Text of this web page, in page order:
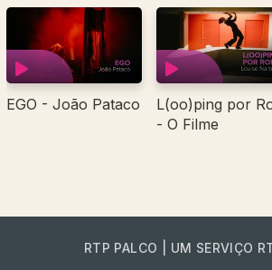
EGO - João Pataco
L(oo)ping por
- O Filme
RTP PALCO | UM SERVIÇO